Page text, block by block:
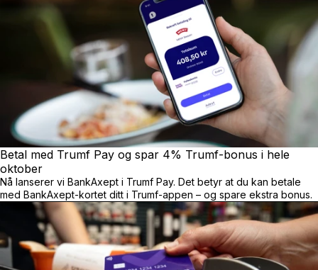
Betal med Trumf Pay og spar 4% Trumf-bonus i hele
oktober
Nå lanserer vi BankAxept i Trumf Pay. Det betyr at du kan betale
med BankAxept-kortet ditt i Trumf-appen – og spare ekstra bonus.